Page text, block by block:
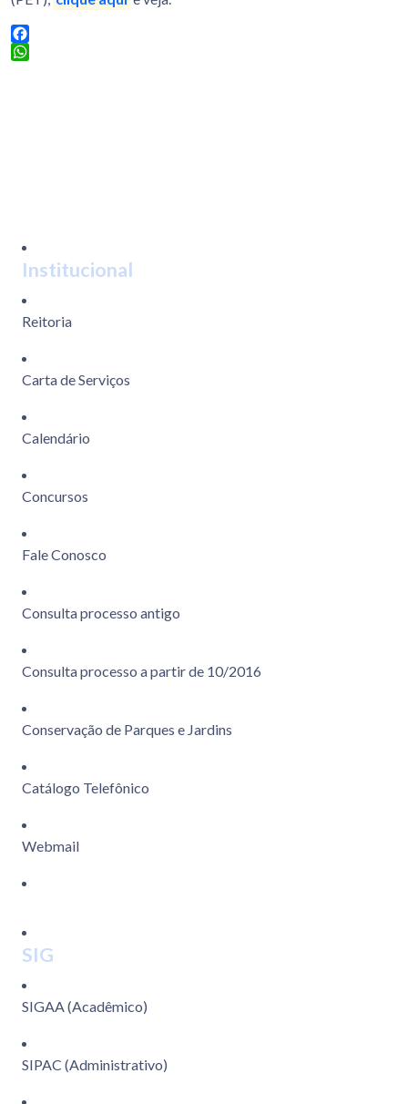
Facebook
Institucional
Reitoria
Carta de Serviços
Calendário
Concursos
Fale Conosco
Consulta processo antigo
Consulta processo a partir de 10/2016
Conservação de Parques e Jardins
Catálogo Telefônico
Webmail
SIG
SIGAA (Acadêmico)
SIPAC (Administrativo)